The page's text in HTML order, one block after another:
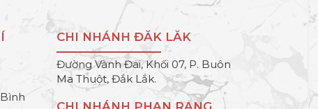
CHI NHÁNH ĐĂK LĂK
Đường Vành Đai, Khối 07, P. Buôn
Ma Thuột, Đắk Lắk.
CHI NHÁNH PHAN RANG